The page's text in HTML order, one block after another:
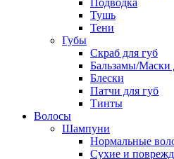
Тушь
Тени
Губы
Скраб для губ
Бальзамы/Маски
Блески
Патчи для губ
Тинты
Волосы
Шампуни
Нормальные
Сухие и